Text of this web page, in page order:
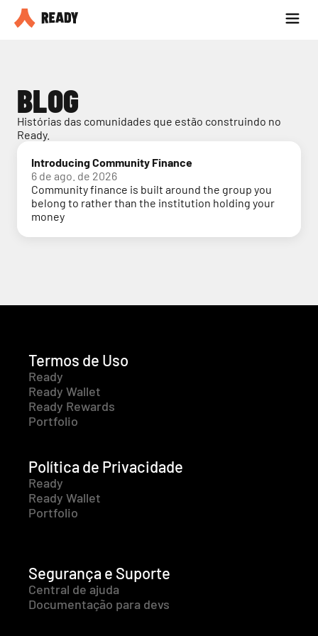
Seja parceiro
BLOG
Histórias das comunidades que estão construindo no
Ready.
Introducing Community Finance
6 de ago. de 2026
Community finance is built around the group you
belong to rather than the institution holding your
money
Termos de Uso
Ready
Ready Wallet
Ready Rewards
Portfolio
Política de Privacidade
Ready
Ready Wallet
Portfolio
Segurança e Suporte
Central de ajuda
Documentação para devs